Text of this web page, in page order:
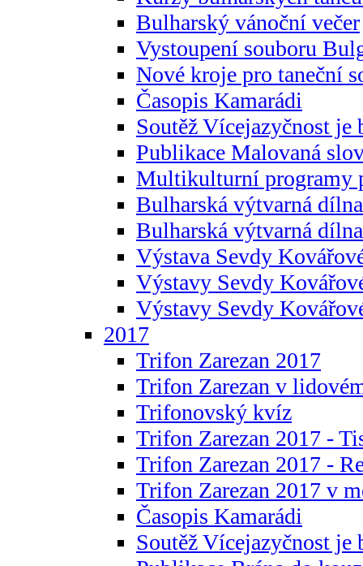
Bulharský vánoční večer
Vystoupení souboru
Nové kroje pro taneční
Časopis Kamarádi
Soutěž Vícejazyčnost je
Publikace Malovaná
Multikulturní programy
Bulharská výtvarná
Bulharská výtvarná
Výstava Sevdy
Výstavy Sevdy
Výstavy Sevdy
2017
Trifon Zarezan 2017
Trifon Zarezan v
Trifonovský kvíz
Trifon Zarezan 2017 -
Trifon Zarezan 2017 -
Trifon Zarezan 2017 v
Časopis Kamarádi
Soutěž Vícejazyčnost je